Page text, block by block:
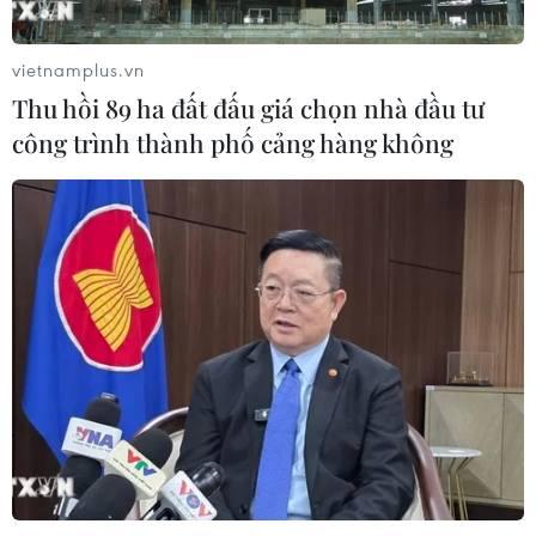
03/08/2026 11:31
Bệnh viện hạng đặc biệt cơ sở Ninh
Bình khẳng định "cánh tay nối dài"
hiệu quả
03/08/2026 07:15
Bộ Y tế: Đề xuất quỹ Bảo hiểm y tế
thanh toán chi phí khám chữa bệnh y
học gia đình
03/08/2026 07:04
Siết giám định, kiểm soát chặt chi
phí khám chữa bệnh bảo hiểm y tế
02/08/2026 10:10
vietnamplus.vn
Thu hồi 89 ha đất đấu giá chọn nhà đầu tư
công trình thành phố cảng hàng không